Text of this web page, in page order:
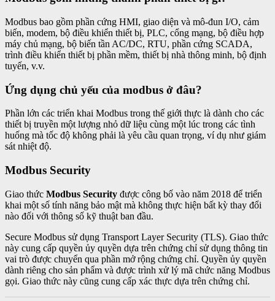
Modbus bao gồm phần cứng HMI, giao diện và mô-đun I/O, cảm
biến, modem, bộ điều khiển thiết bị, PLC, cổng mạng, bộ điều hợp
máy chủ mạng, bộ biến tần AC/DC, RTU, phần cứng SCADA,
trình điều khiển thiết bị phần mềm, thiết bị nhà thông minh, bộ định
tuyến, v.v.
Ứng dụng chủ yếu của modbus ở đâu?
Phần lớn các triển khai Modbus trong thế giới thực là dành cho các
thiết bị truyền một lượng nhỏ dữ liệu cùng một lúc trong các tình
huống mà tốc độ không phải là yêu cầu quan trọng, ví dụ như giám
sát nhiệt độ.
Modbus Security
Giao thức Modbus Security được công bố vào năm 2018 để triển
khai một số tính năng bảo mật mà không thực hiện bất kỳ thay đổi
nào đối với thông số kỹ thuật ban đầu.
Secure Modbus sử dụng Transport Layer Security (TLS). Giao thức
này cung cấp quyền ủy quyền dựa trên chứng chỉ sử dụng thông tin
vai trò được chuyển qua phần mở rộng chứng chỉ. Quyền ủy quyền
dành riêng cho sản phẩm và được trình xử lý mã chức năng Modbus
gọi. Giao thức này cũng cung cấp xác thực dựa trên chứng chỉ.